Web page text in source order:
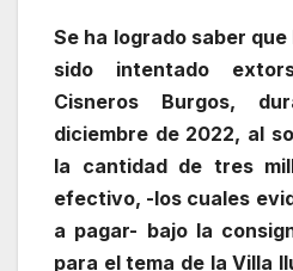
Se ha logrado saber
sido intentado
Cisneros Burgos,
diciembre de 2022, al
la cantidad de tres
efectivo, -los cuales
a pagar- bajo la
para el tema de la Villa